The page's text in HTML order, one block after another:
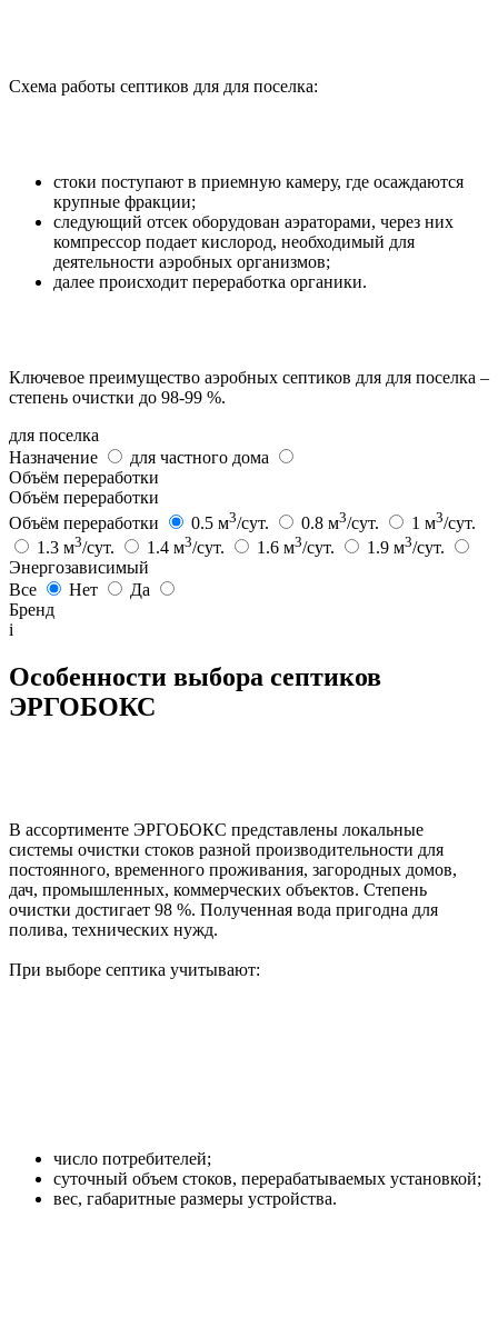
Схема работы септиков для для поселка:
стоки поступают в приемную камеру, где осаждаются
крупные фракции;
следующий отсек оборудован аэраторами, через них
компрессор подает кислород, необходимый для
деятельности аэробных организмов;
далее происходит переработка органики.
Ключевое преимущество аэробных септиков для для поселка –
степень очистки до 98-99 %.
для поселка
Назначение
для частного дома
Объём переработки
Объём переработки
Объём переработки
0.5 м3/сут. 0.8 м3/сут. 1 м3/сут.
1.3 м3/сут. 1.4 м3/сут. 1.6 м3/сут. 1.9 м3/сут.
Энергозависимый
Все
Нет
Да
Бренд
i
Особенности выбора септиков
ЭРГОБОКС
В ассортименте ЭРГОБОКС представлены локальные
системы очистки стоков разной производительности для
постоянного, временного проживания, загородных домов,
дач, промышленных, коммерческих объектов. Степень
очистки достигает 98 %. Полученная вода пригодна для
полива, технических нужд.
При выборе септика учитывают:
число потребителей;
суточный объем стоков, перерабатываемых установкой;
вес, габаритные размеры устройства.